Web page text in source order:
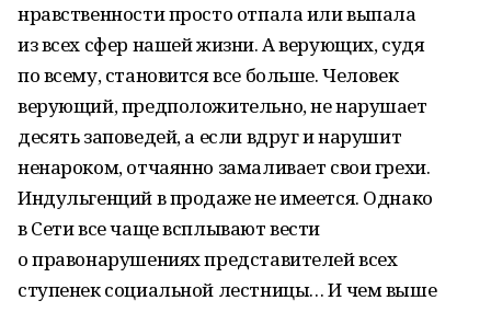
нравственности просто отпала или выпала
из всех сфер нашей жизни. А верующих, судя
по всему, становится все больше. Человек
верующий, предположительно, не нарушает
десять заповедей, а если вдруг и нарушит
ненароком, отчаянно замаливает свои грехи.
Индульгенций в продаже не имеется. Однако
в Сети все чаще всплывают вести
о правонарушениях представителей всех
ступенек социальной лестницы… И чем выше